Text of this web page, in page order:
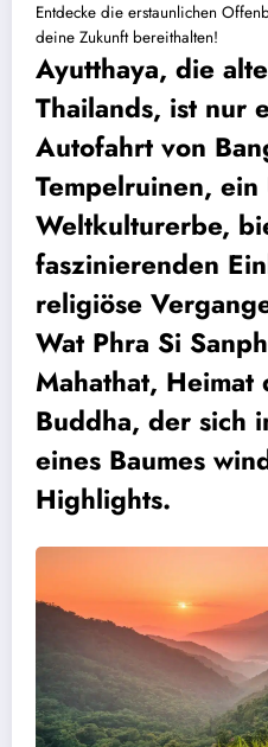
Entdecke die erstaunlichen
deine Zukunft bereithalten!
Ayutthaya, die
Thailands, ist nur
Autofahrt von
Tempelruinen, ein
Weltkulturerbe,
faszinierenden
religiöse
Wat Phra Si
Mahathat, Heimat
Buddha, der sich
eines Baumes
Highlights.